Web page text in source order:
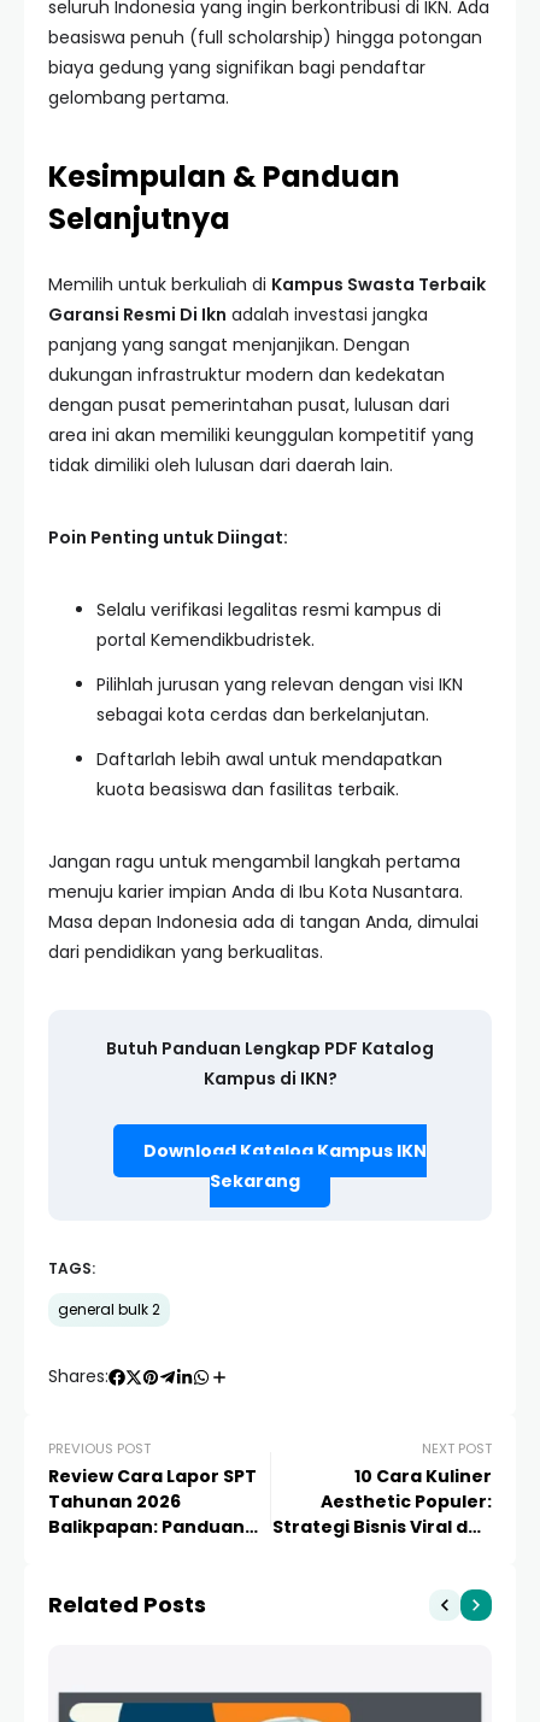
seluruh Indonesia yang ingin berkontribusi di IKN. Ada
beasiswa penuh (full scholarship) hingga potongan
biaya gedung yang signifikan bagi pendaftar
gelombang pertama.
Kesimpulan & Panduan
Selanjutnya
Memilih untuk berkuliah di Kampus Swasta Terbaik
Garansi Resmi Di Ikn adalah investasi jangka
panjang yang sangat menjanjikan. Dengan
dukungan infrastruktur modern dan kedekatan
dengan pusat pemerintahan pusat, lulusan dari
area ini akan memiliki keunggulan kompetitif yang
tidak dimiliki oleh lulusan dari daerah lain.
Poin Penting untuk Diingat:
Selalu verifikasi legalitas resmi kampus di
portal Kemendikbudristek.
Pilihlah jurusan yang relevan dengan visi IKN
sebagai kota cerdas dan berkelanjutan.
Daftarlah lebih awal untuk mendapatkan
kuota beasiswa dan fasilitas terbaik.
Jangan ragu untuk mengambil langkah pertama
menuju karier impian Anda di Ibu Kota Nusantara.
Masa depan Indonesia ada di tangan Anda, dimulai
dari pendidikan yang berkualitas.
Butuh Panduan Lengkap PDF Katalog
Kampus di IKN?
Download Katalog Kampus IKN
Sekarang
TAGS:
general bulk 2
Shares:
PREVIOUS POST
Review Cara Lapor SPT
Tahunan 2026
Balikpapan: Panduan
NEXT POST
10 Cara Kuliner
Aesthetic Populer:
Strategi Bisnis Viral dan
Related Posts